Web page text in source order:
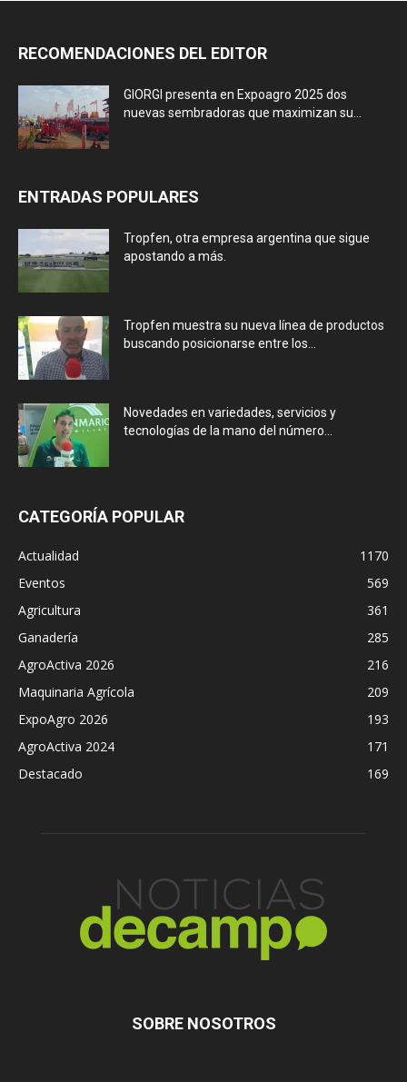
RECOMENDACIONES DEL EDITOR
GIORGI presenta en Expoagro 2025 dos
nuevas sembradoras que maximizan su...
ENTRADAS POPULARES
Tropfen, otra empresa argentina que sigue
apostando a más.
Tropfen muestra su nueva línea de productos
buscando posicionarse entre los...
Novedades en variedades, servicios y
tecnologías de la mano del número...
CATEGORÍA POPULAR
Actualidad
1170
Eventos
569
Agricultura
361
Ganadería
285
AgroActiva 2026
216
Maquinaria Agrícola
209
ExpoAgro 2026
193
AgroActiva 2024
171
Destacado
169
SOBRE NOSOTROS